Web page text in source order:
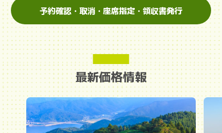
予約確認・取消・座席指定・領収書発行
最新価格情報